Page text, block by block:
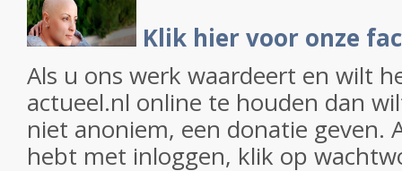
Klik hier voor onze
Als u ons werk waardeert en wilt
actueel.nl online te houden dan
niet anoniem, een donatie geven.
hebt met inloggen, klik op